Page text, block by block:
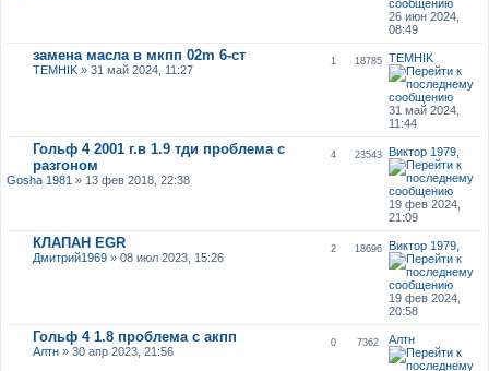
26 июн 2024,
08:49
замена масла в мкпп 02m 6-ст
TEMHIK» 31 май 2024, 11:27
1 18785 TEMHIK
31 май 2024,
11:44
Гольф 4 2001 г.в 1.9 тди проблема с
разгоном
Gosha 1981 » 13 фев 2018, 22:38
4 23543 Виктор 1979,
19 фев 2024,
21:09
КЛАПАН EGR
Дмитрий1969» 08 июл 2023, 15:26
2 18696 Виктор 1979,
19 фев 2024,
20:58
Гольф 4 1.8 проблема с акпп
Алтн» 30 апр 2023, 21:56
0 7362 Алтн